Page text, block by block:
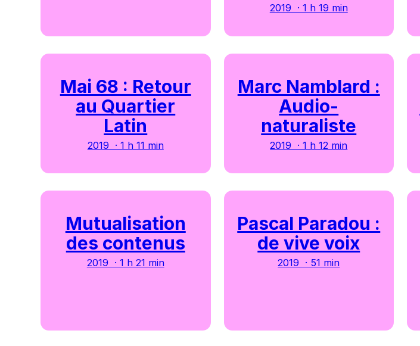
2019 · 1 h 19 min
Mai 68 : Retour
au Quartier
Latin
2019 · 1 h 11 min
Marc Namblard :
Audio-
naturaliste
2019 · 1 h 12 min
Mutualisation
des contenus
2019 · 1 h 21 min
Pascal Paradou :
de vive voix
2019 · 51 min